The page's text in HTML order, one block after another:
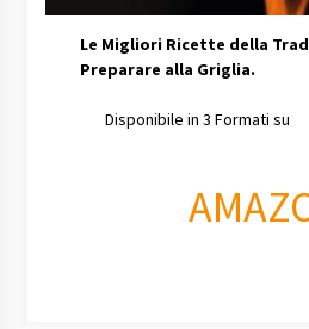
Le Migliori Ricette della
Preparare alla Griglia.
Disponibile in 3 Formati su